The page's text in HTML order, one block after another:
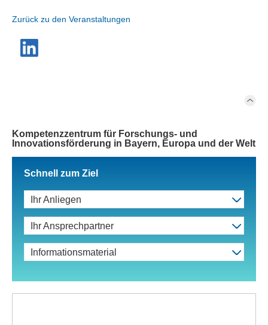
Zurück zu den Veranstaltungen
Kompetenzzentrum für Forschungs- und
Innovationsförderung in Bayern, Europa und der Welt
Schnell zum Ziel
Ihr Anliegen
Ihr Ansprechpartner
Informationsmaterial